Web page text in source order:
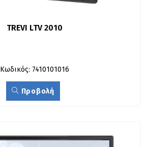
TREVI LTV 2010
Κωδικός: 7410101016
Προβολή